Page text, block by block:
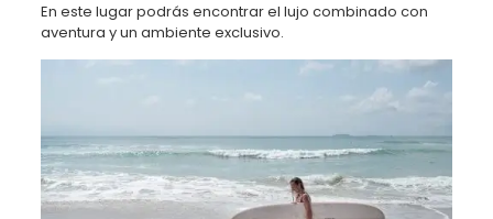
En este lugar podrás encontrar el lujo combinado con
aventura y un ambiente exclusivo.